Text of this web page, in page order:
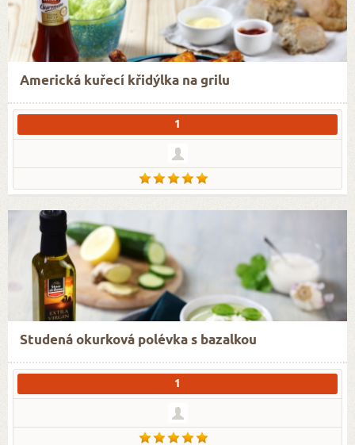
Americká kuřecí křidýlka na grilu
1
Studená okurková polévka s bazalkou
1